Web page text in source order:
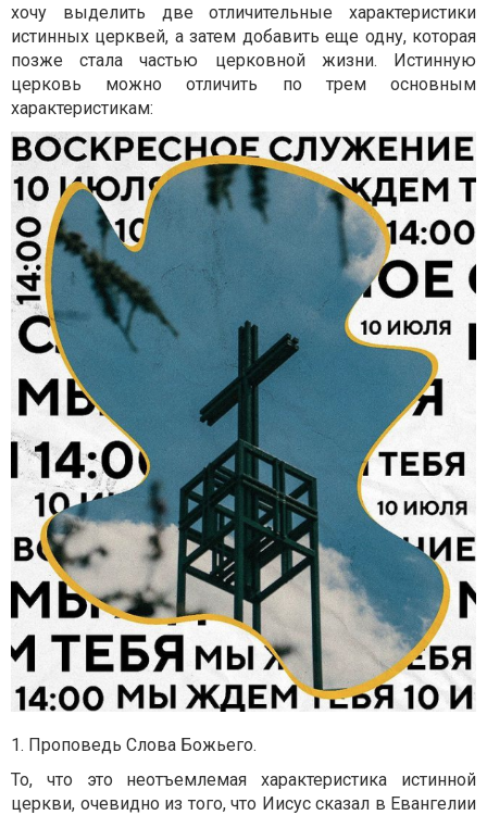
хочу выделить две отличительные характеристики
истинных церквей, а затем добавить еще одну, которая
позже стала частью церковной жизни. Истинную
церковь можно отличить по трем основным
характеристикам:
1. Проповедь Слова Божьего.
То, что это неотъемлемая характеристика истинной
церкви, очевидно из того, что Иисус сказал в Евангелии